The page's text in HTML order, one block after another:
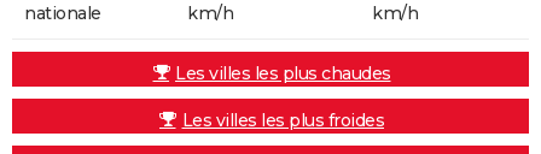
nationale
km/h
km/h
Les villes les plus chaudes
Les villes les plus froides